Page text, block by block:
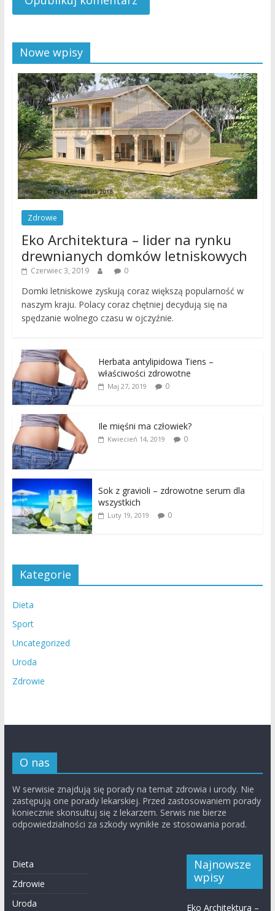
Nowe wpisy
Zdrowie
Eko Architektura – lider na rynku
drewnianych domków letniskowych
Czerwiec 3, 2019 0
Domki letniskowe zyskują coraz większą popularność w
naszym kraju. Polacy coraz chętniej decydują się na
spędzanie wolnego czasu w ojczyźnie.
Herbata antylipidowa Tiens –
właściwości zdrowotne
Maj 27, 2019 0
Ile mięśni ma człowiek?
Kwiecień 14, 2019 0
Sok z gravioli – zdrowotne serum dla
wszystkich
Luty 19, 2019 0
Kategorie
Dieta
Sport
Uncategorized
Uroda
Zdrowie
O nas
W serwisie znajdują się porady na temat zdrowia i urody. Nie
zastępują one porady lekarskiej. Przed zastosowaniem porady
koniecznie skonsultuj się z lekarzem. Serwis nie bierze
odpowiedzialności za szkody wynikłe ze stosowania porad.
Dieta
Zdrowie
Uroda
Najnowsze
wpisy
Eko Architektura –